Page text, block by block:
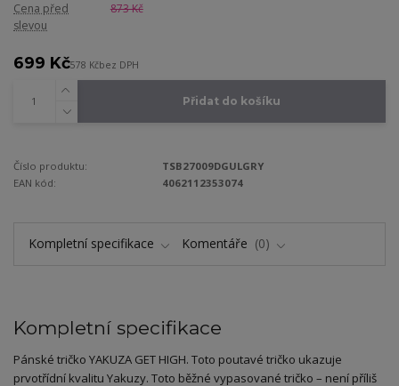
Cena před
slevou
873 Kč
699 Kč578 Kčbez DPH
Přidat do košíku
Číslo produktu:
TSB27009DGULGRY
EAN kód:
4062112353074
Kompletní specifikace Komentáře 0
Kompletní specifikace
Pánské tričko YAKUZA GET HIGH. Toto poutavé tričko ukazuje
prvotřídní kvalitu Yakuzy. Toto běžné vypasované tričko – není příliš